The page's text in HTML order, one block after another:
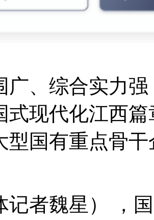
广、综合实力
式现代化江西
型国有重点骨
记者魏星） ，